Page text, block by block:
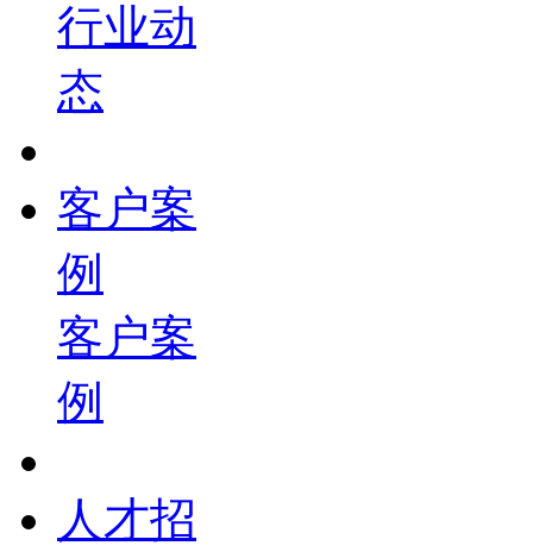
行业动
态
客户案
例
客户案
例
人才招